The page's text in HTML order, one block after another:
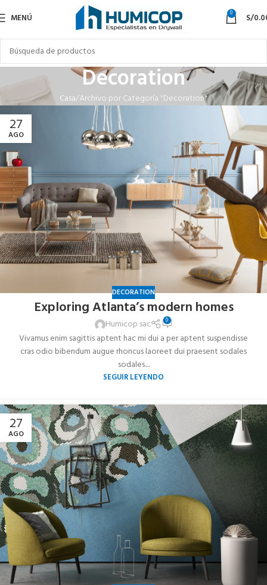
MENÚ 0 S/
Decoration
Casa Archivo por Categoría "Decoration"
27
AGO
DECORATION
Exploring Atlanta’s modern homes
Humicop sac 0
Vivamus enim sagittis aptent hac mi dui a per aptent suspendisse
cras odio bibendum augue rhoncus laoreet dui praesent sodales
sodales....
SEGUIR LEYENDO
27
AGO